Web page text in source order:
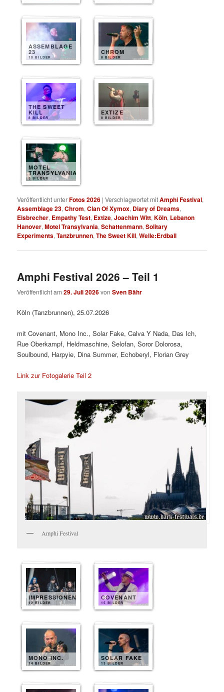
ASSEMBLAGE
23
10 BILDER
CHROM
8 BILDER
THE SWEET
KILL
8 BILDER
EXTIZE
8 BILDER
MOTEL
TRANSYLVANIA
8 BILDER
Veröffentlicht unterFotos 2026 |Verschlagwortet mitAmphi Festival,
Assemblage 23,Chrom,Clan Of Xymox, Diary of Dreams,
Eisbrecher, Empathy Test, Extize,Joachim Witt,Köln, Lebanon
Hanover,Motel Transylvania,Schattenmann,Solitary
Experiments,Tanzbrunnen,The Sweet Kill,Welle:Erdball
Amphi Festival 2026 – Teil 1
Veröffentlicht am29. Juli 2026vonSven Bähr
Köln (Tanzbrunnen), 25.07.2026
mit Covenant, Mono Inc., Solar Fake, Calva Y Nada, Das Ich,
Rue Oberkampf, Heldmaschine, Selofan, Soror Dolorosa,
Soulbound, Harpyie, Dina Summer, Echoberyl, Florian Grey
Link zur Fotogalerie Teil 2
Amphi Festival
IMPRESSIONEN
12 BILDER
COVENANT
15 BILDER
MONO INC.
14 BILDER
SOLAR FAKE
13 BILDER